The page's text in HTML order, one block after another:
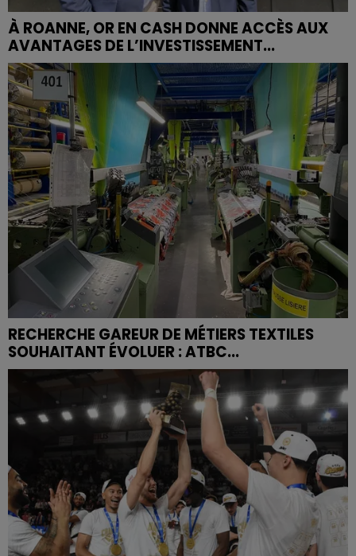
À ROANNE, OR EN CASH DONNE ACCÈS AUX
AVANTAGES DE L’INVESTISSEMENT...
RECHERCHE GAREUR DE MÉTIERS TEXTILES
SOUHAITANT ÉVOLUER : ATBC...